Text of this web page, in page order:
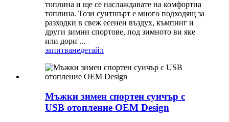
топлина и ще се наслаждавате на комфортна
топлина. Този суитшърт е много подходящ за
разходки в свеж есенен въздух, къмпинг и
други зимни спортове, под зимното ви яке
или дори ...
запитванедетайл
Мъжки зимен спортен суичър с
USB отопление OEM Design